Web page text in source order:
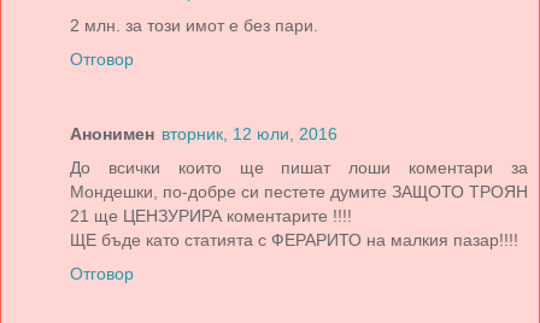
2 млн. за този имот е без пари.
Отговор
Анонимен вторник, 12 юли, 2016
До всички които ще пишат лоши коментари за
Мондешки, по-добре си пестете думите ЗАЩОТО ТРОЯН
21 ще ЦЕНЗУРИРА коментарите !!!!
ЩЕ бъде като статията с ФЕРАРИТО на малкия пазар!!!!
Отговор